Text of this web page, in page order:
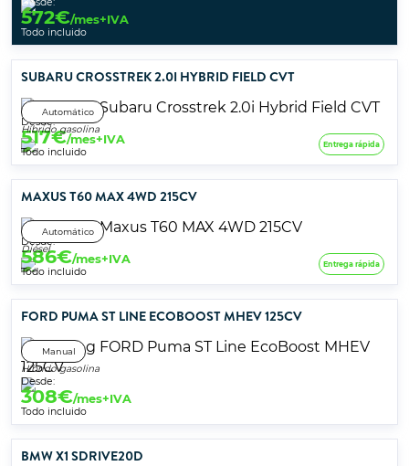
Desde:
572€/mes+IVA
Todo incluido
SUBARU CROSSTREK 2.0I HYBRID FIELD CVT
Automático
Híbrido gasolina
Desde:
517€/mes+IVA
Todo incluido
Entrega rápida
MAXUS T60 MAX 4WD 215CV
Automático
Diésel
Desde:
586€/mes+IVA
Todo incluido
Entrega rápida
FORD PUMA ST LINE ECOBOOST MHEV 125CV
Manual
Híbrido gasolina
Desde:
308€/mes+IVA
Todo incluido
BMW X1 SDRIVE20D